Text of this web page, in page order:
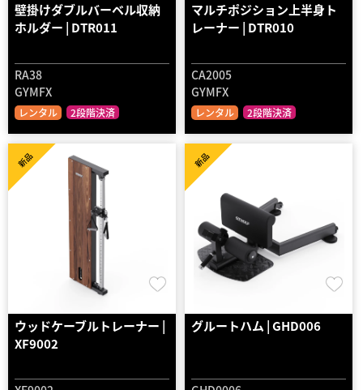
壁掛けダブルバーベル収納
ホルダー | DTR011
RA38
GYMFX
レンタル 2段階決済
マルチポジション上半身ト
レーナー | DTR010
CA2005
GYMFX
レンタル 2段階決済
ウッドケーブルトレーナー |
XF9002
新品
グルートハム | GHD006
新品